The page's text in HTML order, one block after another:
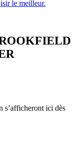
le meilleur.
s’afficheront ici dès